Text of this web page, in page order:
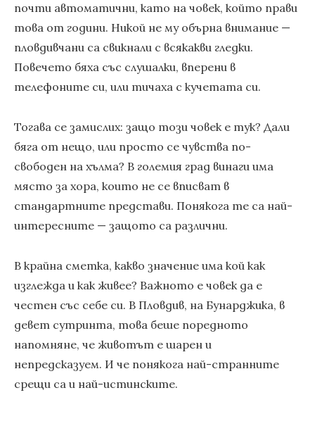
почти автоматични, като на човек, който прави
това от години. Никой не му обърна внимание —
пловдивчани са свикнали с всякакви гледки.
Повечето бяха със слушалки, вперени в
телефоните си, или тичаха с кучетата си.
Тогава се замислих: защо този човек е тук? Дали
бяга от нещо, или просто се чувства по-
свободен на хълма? В големия град винаги има
място за хора, които не се вписват в
стандартните представи. Понякога те са най-
интересните — защото са различни.
В крайна сметка, какво значение има кой как
изглежда и как живее? Важното е човек да е
честен със себе си. В Пловдив, на Бунарджика, в
девет сутринта, това беше поредното
напомняне, че животът е шарен и
непредсказуем. И че понякога най-странните
срещи са и най-истинските.